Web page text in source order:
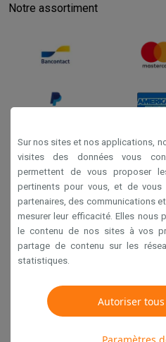
Notre assortiment
Conditions
1851
TVA BE
Sur nos sites et nos applications,
visites des données vous
permettent de vous proposer
pertinents pour vous, et de
partenaires, des communications
mesurer leur efficacité. Elles nous
le contenu de nos sites à vos
partage de contenu sur les
statistiques.
Autoriser tous
Paramètres